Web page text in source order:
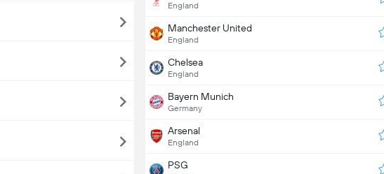
England
Manchester United
England
Chelsea
England
Bayern Munich
Germany
Arsenal
England
PSG